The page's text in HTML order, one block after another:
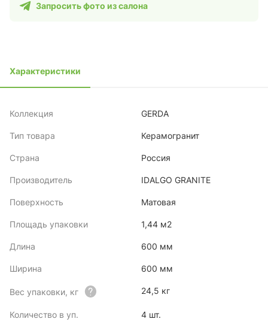
Запросить фото из салона
Характеристики
Коллекция GERDA
Тип товара Керамогранит
Страна Россия
Производитель IDALGO GRANITE
Поверхность Матовая
Площадь упаковки 1,44 м2
Длина 600 мм
Ширина 600 мм
Вес упаковки, кг 24,5 кг
Количество в уп. 4 шт.